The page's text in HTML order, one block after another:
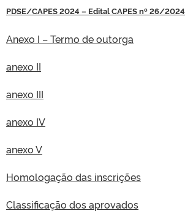
PDSE/CAPES 2024 – Edital CAPES nº 26/2024
Anexo I – Termo de outorga
anexo II
anexo III
anexo IV
anexo V
Homologação das inscrições
Classificação dos aprovados